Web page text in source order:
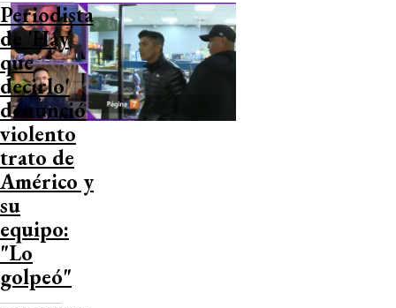
Periodista
de 'Hay
que
decirlo'
denunció
violento
trato de
Américo y
su
equipo:
"Lo
golpeó"